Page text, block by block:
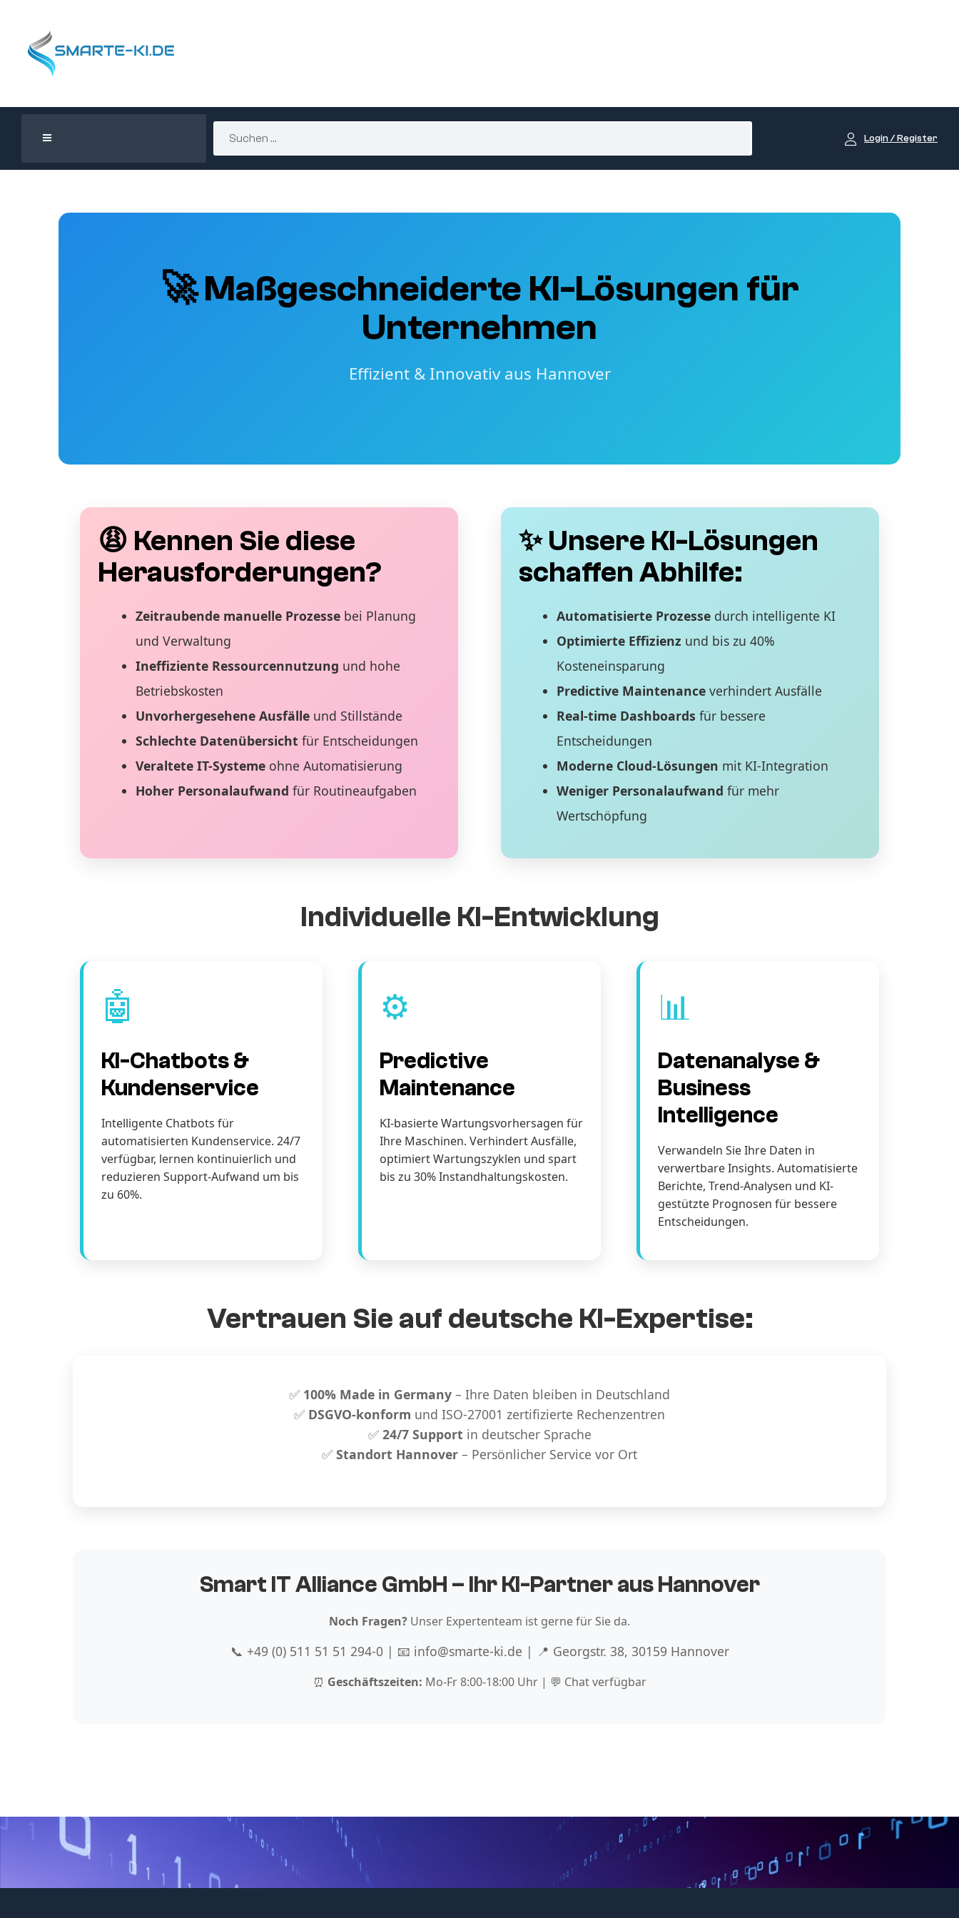
Login / Register
🚀 Maßgeschneiderte KI-Lösungen für
Unternehmen
Effizient & Innovativ aus Hannover
😩 Kennen Sie diese
Herausforderungen?
Zeitraubende manuelle Prozessebei Planung
und Verwaltung
Ineffiziente Ressourcennutzung und hohe
Betriebskosten
Unvorhergesehene Ausfälleund Stillstände
Schlechte Datenübersicht für Entscheidungen
Veraltete IT-Systemeohne Automatisierung
Hoher Personalaufwand für Routineaufgaben
✨ Unsere KI-Lösungen
schaffen Abhilfe:
Automatisierte Prozessedurch intelligente KI
Optimierte Effizienz und bis zu 40%
Kosteneinsparung
Predictive Maintenanceverhindert Ausfälle
Real-time Dashboards für bessere
Entscheidungen
Moderne Cloud-Lösungen mit KI-Integration
Weniger Personalaufwand für mehr
Wertschöpfung
Individuelle KI-Entwicklung
🤖
KI-Chatbots &
Kundenservice
Intelligente Chatbots für
automatisierten Kundenservice. 24/7
verfügbar, lernen kontinuierlich und
reduzieren Support-Aufwand um bis
zu 60%.
⚙️
Predictive
Maintenance
KI-basierte Wartungsvorhersagen für
Ihre Maschinen. Verhindert Ausfälle,
optimiert Wartungszyklen und spart
bis zu 30% Instandhaltungskosten.
📊
Datenanalyse &
Business
Intelligence
Verwandeln Sie Ihre Daten in
verwertbare Insights. Automatisierte
Berichte, Trend-Analysen und KI-
gestützte Prognosen für bessere
Entscheidungen.
Vertrauen Sie auf deutsche KI-Expertise:
✅ 100% Made in Germany – Ihre Daten bleiben in Deutschland
✅ DSGVO-konform und ISO-27001 zertifizierte Rechenzentren
✅ 24/7 Support in deutscher Sprache
✅ Standort Hannover – Persönlicher Service vor Ort
Smart IT Alliance GmbH – Ihr KI-Partner aus Hannover
Noch Fragen? Unser Expertenteam ist gerne für Sie da.
📞 +49 (0) 511 51 51 294-0 | 📧 info@smarte-ki.de | 📍 Georgstr. 38, 30159 Hannover
⏰ Geschäftszeiten: Mo-Fr 8:00-18:00 Uhr | 💬 Chat verfügbar